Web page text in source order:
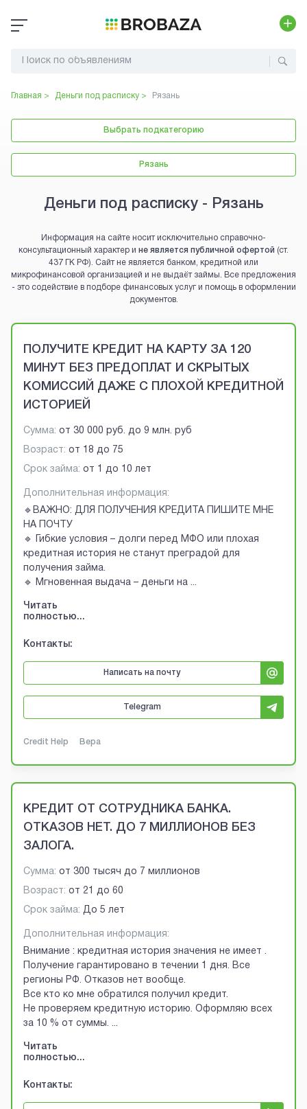
Главная > Деньги под расписку > Рязань
Выбрать подкатегорию
Рязань
Деньги под расписку - Рязань
Информация на сайте носит исключительно справочно-
консультационный характер и не является публичной офертой (ст.
437 ГК РФ). Сайт не является банком, кредитной или
микрофинансовой организацией и не выдаёт займы. Все предложения
- это содействие в подборе финансовых услуг и помощь в оформлении
документов.
Brobaza - VIP-объявления
ПОЛУЧИТЕ КРЕДИТ НА КАРТУ ЗА 120
МИНУТ БЕЗ ПРЕДОПЛАТ И СКРЫТЫХ
КОМИССИЙ ДАЖЕ С ПЛОХОЙ КРЕДИТНОЙ
ИСТОРИЕЙ
Сумма: от 30 000 руб. до 9 млн. руб
Возраст: от 18 до 75
Срок займа: от 1 до 10 лет
Дополнительная информация:
🔹ВАЖНО: ДЛЯ ПОЛУЧЕНИЯ КРЕДИТА ПИШИТЕ МНЕ
НА ПОЧТУ
🔹 Гибкие условия – долги перед МФО или плохая
кредитная история не станут преградой для
получения займа.
🔹 Мгновенная выдача – деньги на ...
Читать
полностью...
Контакты:
Написать на почту
Telegram
Credit Help Вера
КРЕДИТ ОТ СОТРУДНИКА БАНКА.
ОТКАЗОВ НЕТ. ДО 7 МИЛЛИОНОВ БЕЗ
ЗАЛОГА.
Сумма: от 300 тысяч до 7 миллионов
Возраст: от 21 до 60
Срок займа: До 5 лет
Дополнительная информация:
Внимание : кредитная история значения не имеет .
Получение гарантировано в течении 1 дня. Все
регионы РФ. Отказов нет вообще.
Все кто ко мне обратился получил кредит.
Не проверяем кредитную историю. Оформляю всех
за 10 % от суммы. ...
Читать
полностью...
Контакты: